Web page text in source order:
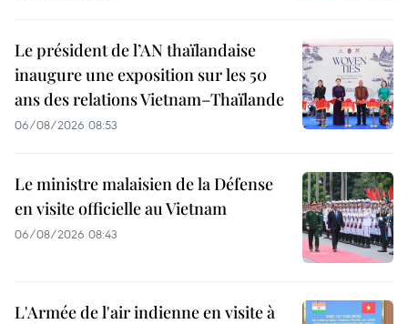
Le président de l’AN thaïlandaise
inaugure une exposition sur les 50
ans des relations Vietnam–Thaïlande
06/08/2026 08:53
Le ministre malaisien de la Défense
en visite officielle au Vietnam
06/08/2026 08:43
L'Armée de l'air indienne en visite à